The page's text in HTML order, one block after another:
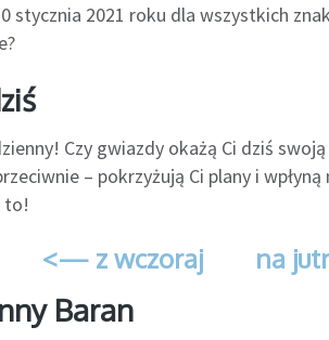
stycznia 2021 roku dla wszystkich
Czy gwiazdy okażą Ci dziś
– pokrzyżują Ci plany i
to!
<— z wczoraj na
Baran